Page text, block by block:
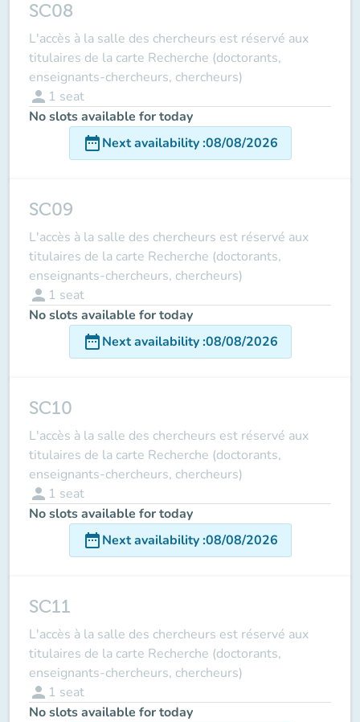
SC08
L'accès à la salle des chercheurs est réservé aux
titulaires de la carte Recherche (doctorants,
enseignants-chercheurs, chercheurs)
person 1 seat
No slots available for today
date_rangeNext availability:08/08/2026
SC09
L'accès à la salle des chercheurs est réservé aux
titulaires de la carte Recherche (doctorants,
enseignants-chercheurs, chercheurs)
person 1 seat
No slots available for today
date_rangeNext availability:08/08/2026
SC10
L'accès à la salle des chercheurs est réservé aux
titulaires de la carte Recherche (doctorants,
enseignants-chercheurs, chercheurs)
person 1 seat
No slots available for today
date_rangeNext availability:08/08/2026
SC11
L'accès à la salle des chercheurs est réservé aux
titulaires de la carte Recherche (doctorants,
enseignants-chercheurs, chercheurs)
person 1 seat
No slots available for today